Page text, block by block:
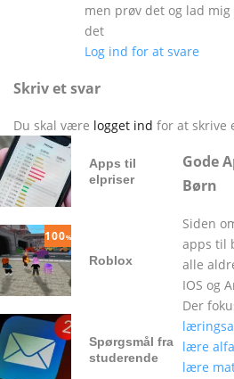
men prøv det og lad
det
Log ind for at svare
Skriv et svar
Du skal være logget ind for at skrive
Apps til
elpriser
100%
Roblox
Spørgsmål fra
studerende
Gode
Børn
Siden
apps til
alle
IOS og
Der
lære
lære